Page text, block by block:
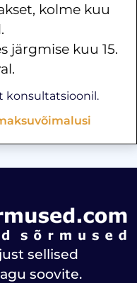
kolme kuu
järgmise kuu 15.
konsultatsioonil.
sellised
soovite.